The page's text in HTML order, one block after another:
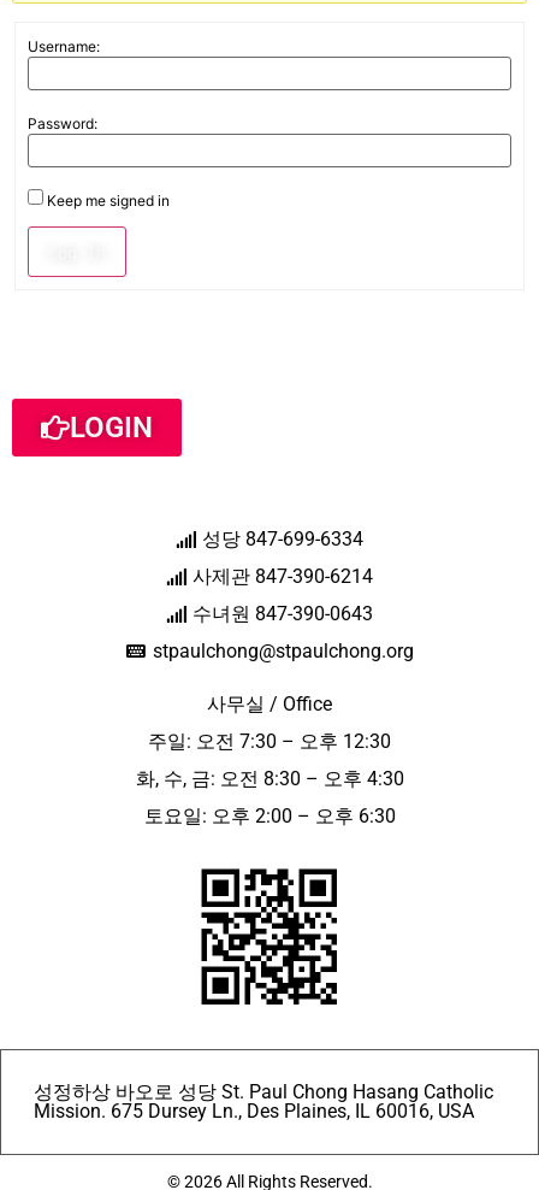
Username:
Password:
Keep me signed in
LOGIN
성당 847-699-6334
사제관 847-390-6214
수녀원 847-390-0643
stpaulchong@stpaulchong.org
사무실 / Office
주일: 오전 7:30 – 오후 12:30
화, 수, 금: 오전 8:30 – 오후 4:30
토요일: 오후 2:00 – 오후 6:30
성정하상 바오로 성당 St. Paul Chong Hasang Catholic
Mission. 675 Dursey Ln., Des Plaines, IL 60016, USA
© 2026 All Rights Reserved.